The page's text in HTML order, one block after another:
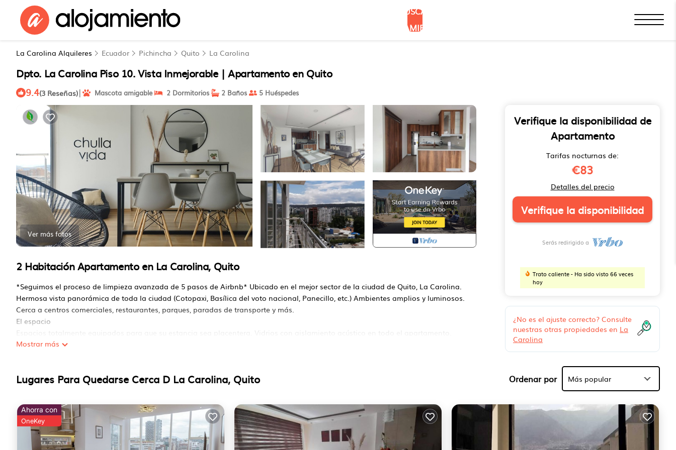
BUSCAR
ALOJAMIENTOS
La Carolina Alquileres Ecuador Pichincha Quito La Carolina
Dpto. La Carolina Piso 10. Vista Inmejorable | Apartamento en Quito
9.4(3 Reseñas)| Mascota amigable 2 Dormitorios 2 Baños 5 Huéspedes
Ver más fotos
2 Habitación Apartamento en La Carolina, Quito
*Seguimos el proceso de limpieza avanzada de 5 pasos de Airbnb* Ubicado en el mejor sector de la ciudad de Quito, La Carolina.
Hermosa vista panorámica de toda la ciudad (Cotopaxi, Basílica del voto nacional, Panecillo, etc.) Ambientes amplios y luminosos.
Cerca a centros comerciales, restaurantes, parques, paradas de transporte y más.
El espacio
Espacios totalmente equipados para que su estancia sea placentera. Vidrios con aislamiento acústico en todo el apartamento.
Puerta de acceso blindada. Excelente iluminación y ventilación natural.
- Por la seguridad de ambas partes te solicitaré el nombre y un documento de identidad de todos los huéspedes que serán los
- Seguridad
- Acabados de alta calidad.
- 2 ascensores europeos para 6 personas c/u.
- Estacionamiento en subsuelo
Mostrar más
Verifique la disponibilidad de
Apartamento
Tarifas nocturnas de:
€83
Detalles del precio
Verifique la disponibilidad
Serás redirigido a
Trato caliente - Ha sido visto 66 veces
hoy
¿No es el ajuste correcto? Consulte
nuestras otras propiedades en La
Carolina
Lugares Para Quedarse Cerca D La Carolina, Quito Ordenar por Más popular
Ahorra con
OneKey